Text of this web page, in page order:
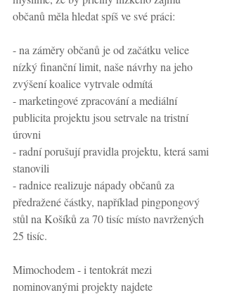
občanů měla hledat spíš ve své práci:
- na záměry občanů je od začátku velice
nízký finanční limit, naše návrhy na jeho
zvýšení koalice vytrvale odmítá
- marketingové zpracování a mediální
publicita projektu jsou setrvale na tristní
úrovni
- radní porušují pravidla projektu, která sami
stanovili
- radnice realizuje nápady občanů za
předražené částky, například pingpongový
stůl na Košíků za 70 tisíc místo navržených
25 tisíc.
Mimochodem - i tentokrát mezi
nominovanými projekty najdete